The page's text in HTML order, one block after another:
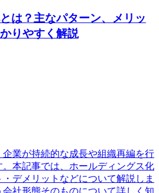
は？主なパターン、メリッ
りやすく解説
業が持続的な成長や組織再編を行
。本記事では、ホールディングス化
デメリットなどについて解説しま